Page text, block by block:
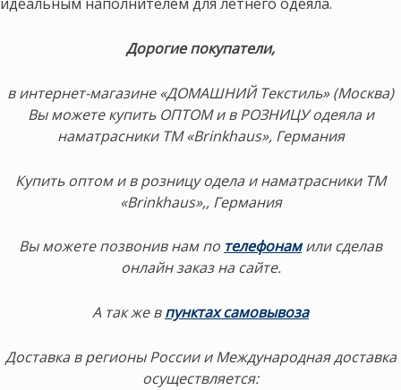
Дорогие покупатели,
в интернет-магазине «ДОМАШНИЙ Текстиль» (Москва)
Вы можете купить ОПТОМ и в РОЗНИЦУ одеяла и
наматрасники ТМ «Brinkhaus», Германия
Купить оптом и в розницу одела и наматрасники ТМ
«Brinkhaus»,, Германия
Вы можете позвонив нам по телефонамили сделав
онлайн заказ на сайте.
А так же в пунктах самовывоза
Доставка в регионы России и Международная доставка
осуществляется: